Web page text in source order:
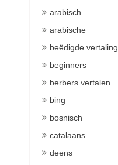
arabisch
arabische
beëdigde vertaling
beginners
berbers vertalen
bing
bosnisch
catalaans
deens